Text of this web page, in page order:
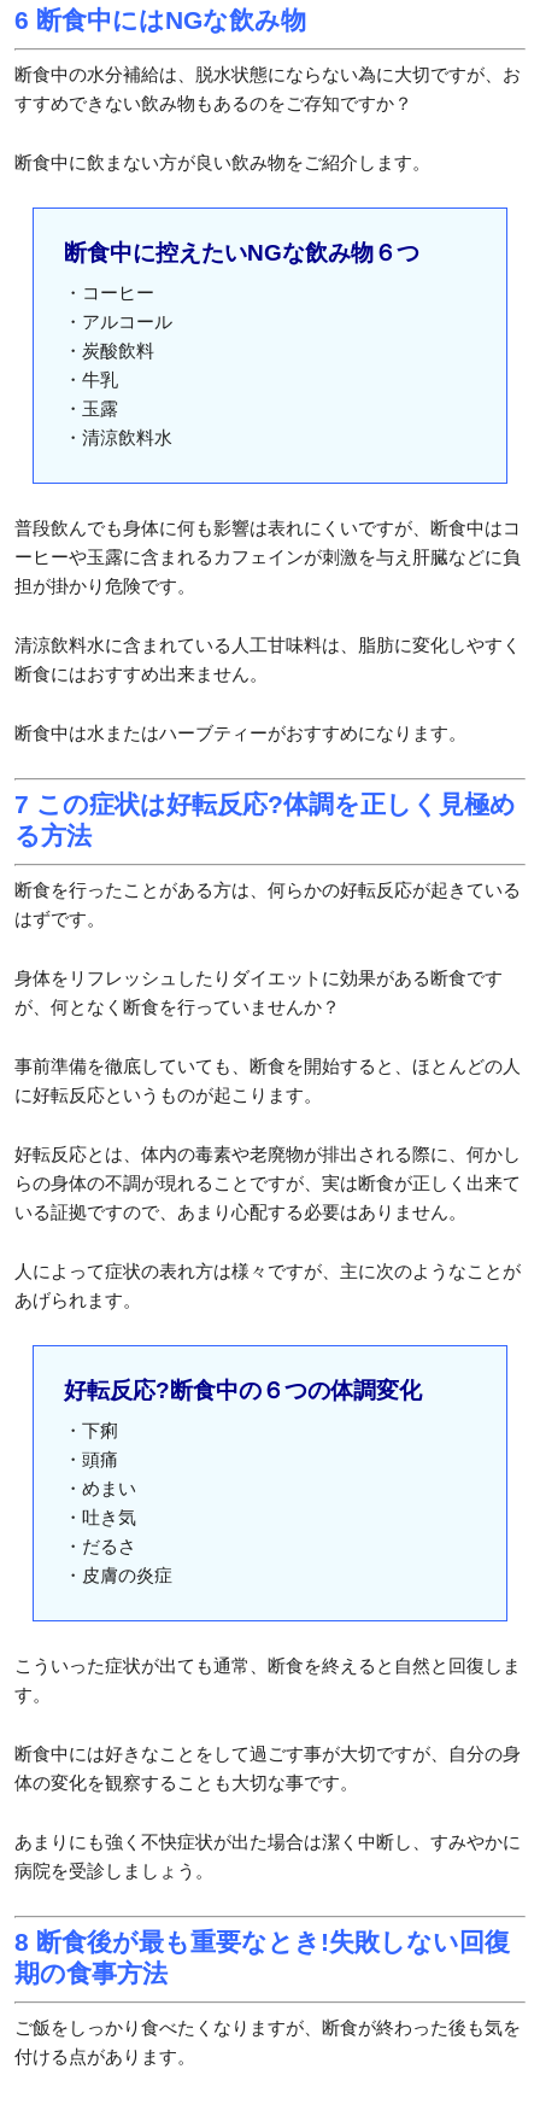
6 断食中にはNGな飲み物
断食中の水分補給は、脱水状態にならない為に大切ですが、お
すすめできない飲み物もあるのをご存知ですか？
断食中に飲まない方が良い飲み物をご紹介します。
断食中に控えたいNGな飲み物６つ
・コーヒー
・アルコール
・炭酸飲料
・牛乳
・玉露
・清涼飲料水
普段飲んでも身体に何も影響は表れにくいですが、断食中はコ
ーヒーや玉露に含まれるカフェインが刺激を与え肝臓などに負
担が掛かり危険です。
清涼飲料水に含まれている人工甘味料は、脂肪に変化しやすく
断食にはおすすめ出来ません。
断食中は水またはハーブティーがおすすめになります。
7 この症状は好転反応?体調を正しく見極め
る方法
断食を行ったことがある方は、何らかの好転反応が起きている
はずです。
身体をリフレッシュしたりダイエットに効果がある断食です
が、何となく断食を行っていませんか？
事前準備を徹底していても、断食を開始すると、ほとんどの人
に好転反応というものが起こります。
好転反応とは、体内の毒素や老廃物が排出される際に、何かし
らの身体の不調が現れることですが、実は断食が正しく出来て
いる証拠ですので、あまり心配する必要はありません。
人によって症状の表れ方は様々ですが、主に次のようなことが
あげられます。
好転反応?断食中の６つの体調変化
・下痢
・頭痛
・めまい
・吐き気
・だるさ
・皮膚の炎症
こういった症状が出ても通常、断食を終えると自然と回復しま
す。
断食中には好きなことをして過ごす事が大切ですが、自分の身
体の変化を観察することも大切な事です。
あまりにも強く不快症状が出た場合は潔く中断し、すみやかに
病院を受診しましょう。
8 断食後が最も重要なとき!失敗しない回復
期の食事方法
ご飯をしっかり食べたくなりますが、断食が終わった後も気を
付ける点があります。